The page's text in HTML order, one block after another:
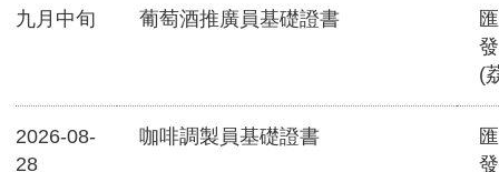
九月中旬 葡萄酒推廣員基礎證書
(
2026-08-
28
咖啡調製員基礎證書